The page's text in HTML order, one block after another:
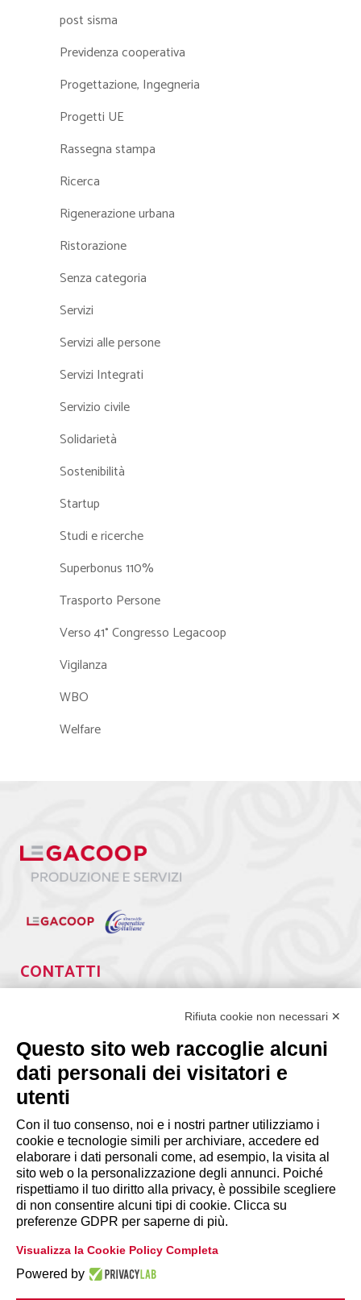
post sisma
Previdenza cooperativa
Progettazione, Ingegneria
Progetti UE
Rassegna stampa
Ricerca
Rigenerazione urbana
Ristorazione
Senza categoria
Servizi
Servizi alle persone
Servizi Integrati
Servizio civile
Solidarietà
Sostenibilità
Startup
Studi e ricerche
Superbonus 110%
Trasporto Persone
Verso 41° Congresso Legacoop
Vigilanza
WBO
Welfare
CONTATTI
segreteria@lps.coop
INFORMAZIONI
Disclaimer
Privacy Policy
Cookie Policy|Modifica preferenze
Rifiuta cookie non necessari ✕
Questo sito web raccoglie alcuni
dati personali dei visitatori e
utenti
Con il tuo consenso, noi e i nostri partner utilizziamo i
cookie e tecnologie simili per archiviare, accedere ed
elaborare i dati personali come, ad esempio, la visita al
sito web o la personalizzazione degli annunci. Poiché
rispettiamo il tuo diritto alla privacy, è possibile scegliere
di non consentire alcuni tipi di cookie. Clicca su
preferenze GDPR per saperne di più.
Visualizza la Cookie Policy Completa
Powered by